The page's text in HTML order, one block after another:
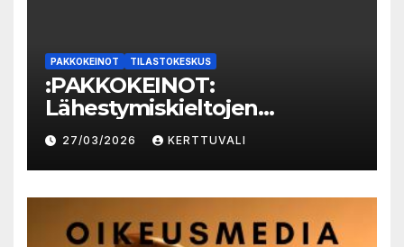
PAKKOKEINOT TILASTOKESKUS
:PAKKOKEINOT:
Lähestymiskieltojen
määrässä huomattavaa
kasvua vuonna 2025
27/03/2026 KERTTUVALI